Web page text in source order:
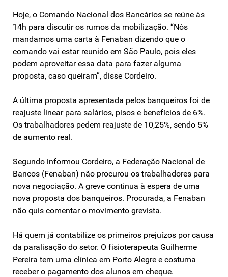
Hoje, o Comando Nacional dos Bancários se reúne às
14h para discutir os rumos da mobilização. “Nós
mandamos uma carta à Fenaban dizendo que o
comando vai estar reunido em São Paulo, pois eles
podem aproveitar essa data para fazer alguma
proposta, caso queiram”, disse Cordeiro.
A última proposta apresentada pelos banqueiros foi de
reajuste linear para salários, pisos e benefícios de 6%.
Os trabalhadores pedem reajuste de 10,25%, sendo 5%
de aumento real.
Segundo informou Cordeiro, a Federação Nacional de
Bancos (Fenaban) não procurou os trabalhadores para
nova negociação. A greve continua à espera de uma
nova proposta dos banqueiros. Procurada, a Fenaban
não quis comentar o movimento grevista.
Há quem já contabilize os primeiros prejuízos por causa
da paralisação do setor. O fisioterapeuta Guilherme
Pereira tem uma clínica em Porto Alegre e costuma
receber o pagamento dos alunos em cheque.